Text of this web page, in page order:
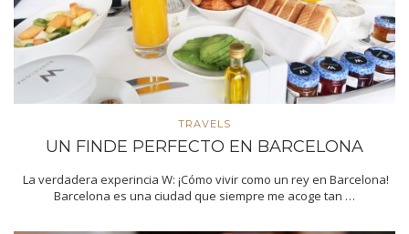
TRAVELS
UN FINDE PERFECTO EN BARCELONA
La verdadera experincia W: ¡Cómo vivir como un rey en Barcelona!
Barcelona es una ciudad que siempre me acoge tan …